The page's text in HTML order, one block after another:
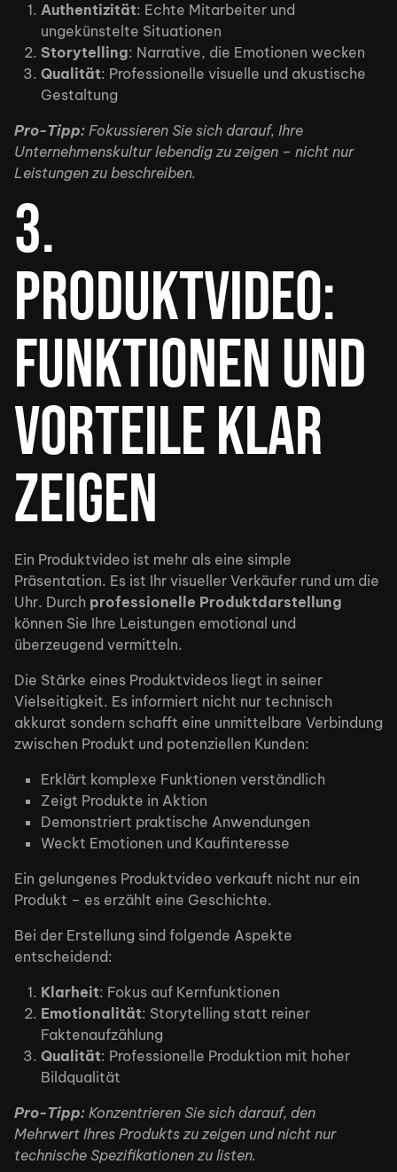
Authentizität: Echte Mitarbeiter und
ungekünstelte Situationen
Storytelling: Narrative, die Emotionen wecken
Qualität: Professionelle visuelle und akustische
Gestaltung
Pro-Tipp: Fokussieren Sie sich darauf, Ihre
Unternehmenskultur lebendig zu zeigen – nicht nur
Leistungen zu beschreiben.
3.
Produktvideo:
Funktionen und
Vorteile klar
zeigen
Ein Produktvideo ist mehr als eine simple
Präsentation. Es ist Ihr visueller Verkäufer rund um die
Uhr. Durch professionelle Produktdarstellung
können Sie Ihre Leistungen emotional und
überzeugend vermitteln.
Die Stärke eines Produktvideos liegt in seiner
Vielseitigkeit. Es informiert nicht nur technisch
akkurat sondern schafft eine unmittelbare Verbindung
zwischen Produkt und potenziellen Kunden:
Erklärt komplexe Funktionen verständlich
Zeigt Produkte in Aktion
Demonstriert praktische Anwendungen
Weckt Emotionen und Kaufinteresse
Ein gelungenes Produktvideo verkauft nicht nur ein
Produkt – es erzählt eine Geschichte.
Bei der Erstellung sind folgende Aspekte
entscheidend:
Klarheit: Fokus auf Kernfunktionen
Emotionalität: Storytelling statt reiner
Faktenaufzählung
Qualität: Professionelle Produktion mit hoher
Bildqualität
Pro-Tipp: Konzentrieren Sie sich darauf, den
Mehrwert Ihres Produkts zu zeigen und nicht nur
technische Spezifikationen zu listen.